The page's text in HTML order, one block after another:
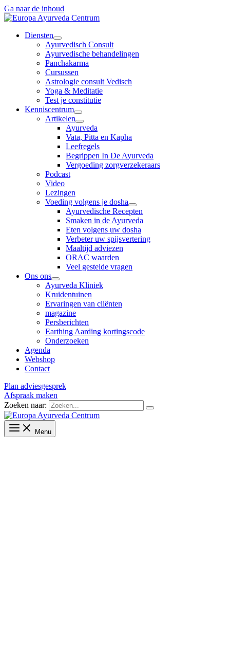
Ga naar de inhoud
Diensten
Ayurvedisch Consult
Ayurvedische behandelingen
Panchakarma
Cursussen
Astrologie consult Vedisch
Yoga & Meditatie
Test je constitutie
Kenniscentrum
Artikelen
Ayurveda
Vata, Pitta en Kapha
Leefregels
Begrippen In De Ayurveda
Vergoeding zorgverzekeraars
Podcast
Video
Lezingen
Voeding volgens je dosha
Ayurvedische Recepten
Smaken in de Ayurveda
Eten volgens uw dosha
Verbeter uw spijsvertering
Maaltijd adviezen
ORAC waarden
Veel gestelde vragen
Ons ons
Ayurveda Kliniek
Kruidentuinen
Ervaringen van cliënten
magazine
Persberichten
Earthing Aarding kortingscode
Onderzoeken
Agenda
Webshop
Contact
Plan adviesgesprek
Afspraak maken
Zoeken naar:
Menu